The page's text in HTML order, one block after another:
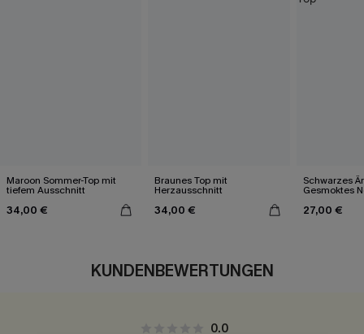
Maroon Sommer-Top mit
tiefem Ausschnitt
34,00 €
Braunes Top mit
Herzausschnitt
34,00 €
Schwarzes
Gesmoktes
27,00 €
KUNDENBEWERTUNGEN
0.0